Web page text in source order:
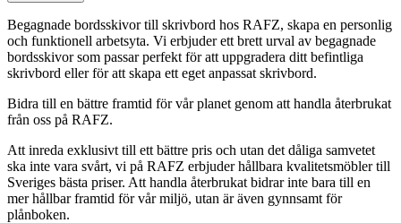
Begagnade bordsskivor till skrivbord hos RAFZ, skapa en personlig
och funktionell arbetsyta. Vi erbjuder ett brett urval av begagnade
bordsskivor som passar perfekt för att uppgradera ditt befintliga
skrivbord eller för att skapa ett eget anpassat skrivbord.
Bidra till en bättre framtid för vår planet genom att handla återbrukat
från oss på RAFZ.
Att inreda exklusivt till ett bättre pris och utan det dåliga samvetet
ska inte vara svårt, vi på RAFZ erbjuder hållbara kvalitetsmöbler till
Sveriges bästa priser. Att handla återbrukat bidrar inte bara till en
mer hållbar framtid för vår miljö, utan är även gynnsamt för
plånboken.